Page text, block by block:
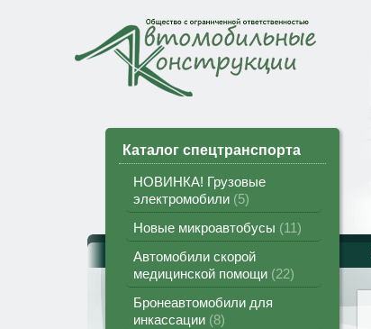
Каталог спецтранспорта
НОВИНКА! Грузовые
электромобили 5
Новые микроавтобусы
11
Автомобили скорой
медицинской помощи 22
Бронеавтомобили для
инкассации 8